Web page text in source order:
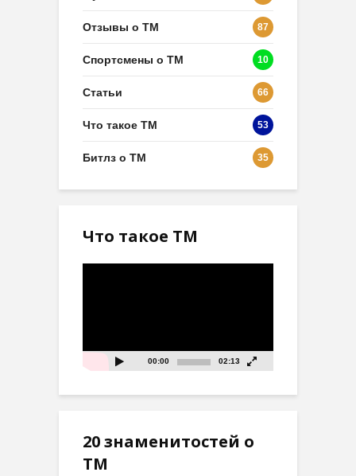
Отзывы о ТМ 87
Спортсмены о ТМ 10
Статьи 66
Что такое ТМ 53
Битлз о ТМ 35
Что такое ТМ
00:00 02:13
20 знаменитостей о
ТМ